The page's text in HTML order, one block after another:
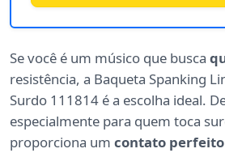
Se você é um músico que busca
resistência, a Baqueta Spanking
Surdo 111814 é a escolha ideal.
especialmente para quem toca
proporciona um contato perfeito